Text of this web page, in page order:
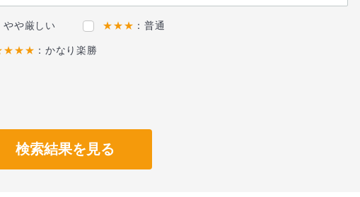
やや厳しい ★★★ ：普通
：かなり楽勝
検索結果を見る